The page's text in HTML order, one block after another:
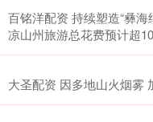
百铭洋配资 持续塑造“彝海
凉山州旅游总花费预计超
大圣配资 因多地山火烟雾